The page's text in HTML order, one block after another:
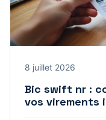
8 juillet 2026
Bic swift nr :
vos virements